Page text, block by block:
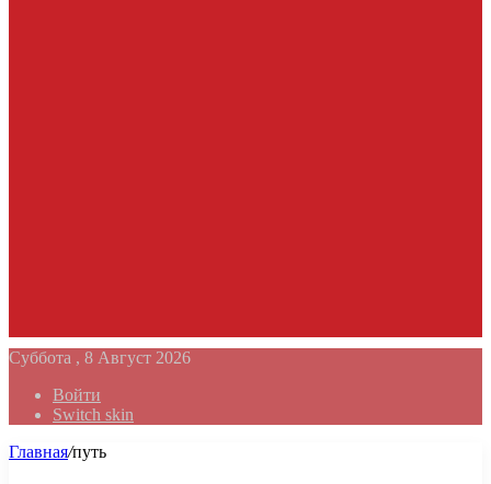
Суббота , 8 Август 2026
Войти
Switch skin
Главная/путь